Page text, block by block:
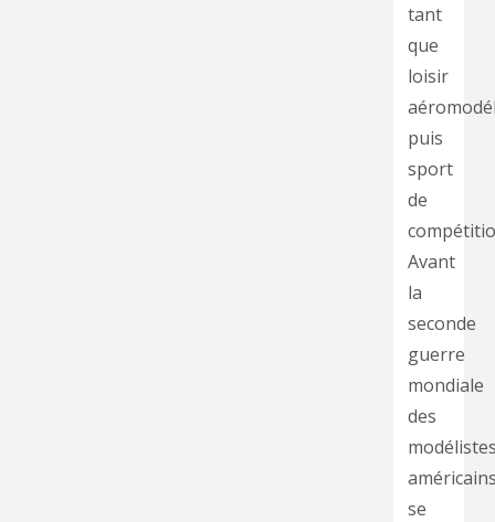
tant
que
loisir
puis
sport
de
Avant
la
seconde
guerre
mondiale
des
se